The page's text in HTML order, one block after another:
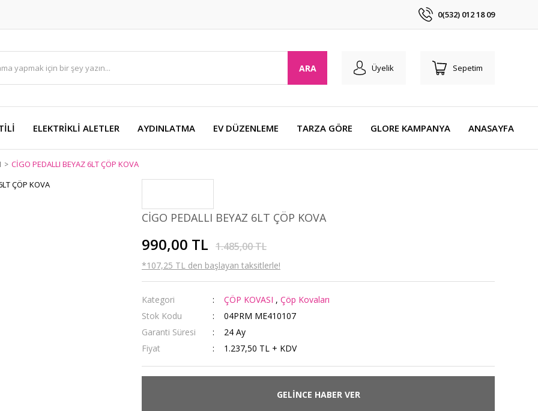
0(532) 012 18 09
ARA Üyelik Sepetim
ELEKTRİKLİ ALETLER AYDINLATMA EV DÜZENLEME TARZA GÖRE GLORE KAMPANYA ANASAYFA
CİGO PEDALLI BEYAZ 6LT ÇÖP KOVA
CİGO PEDALLI BEYAZ 6LT ÇÖP KOVA
990,00 TL 1.485,00 TL
*107,25 TL den başlayan taksitlerle!
Kategori ÇÖP KOVASI , Çöp Kovaları
Stok Kodu
04PRM ME410107
Garanti Süresi
24 Ay
Fiyat
1.237,50 TL + KDV
GELİNCE HABER VER